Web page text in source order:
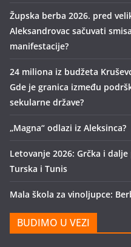
Župska berba 2026. pred
Aleksandrovac sačuvati
manifestacije?
24 miliona iz budžeta
Gde je granica između
sekularne države?
„Magna“ odlazi iz Aleksinca?
Letovanje 2026: Grčka i
Turska i Tunis
Mala škola za vinoljupce:
BUDIMO U VEZI